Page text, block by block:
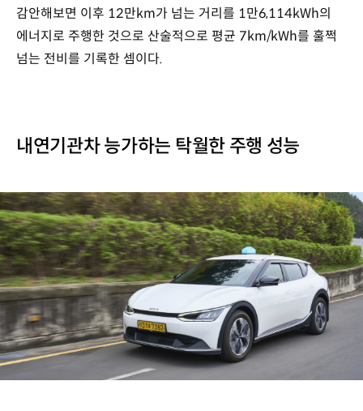
감안해보면 이후 12만km가 넘는 거리를 1만6,114kWh의
에너지로 주행한 것으로 산술적으로 평균 7km/kWh를 훌쩍
넘는 전비를 기록한 셈이다.
내연기관차 능가하는 탁월한 주행 성능